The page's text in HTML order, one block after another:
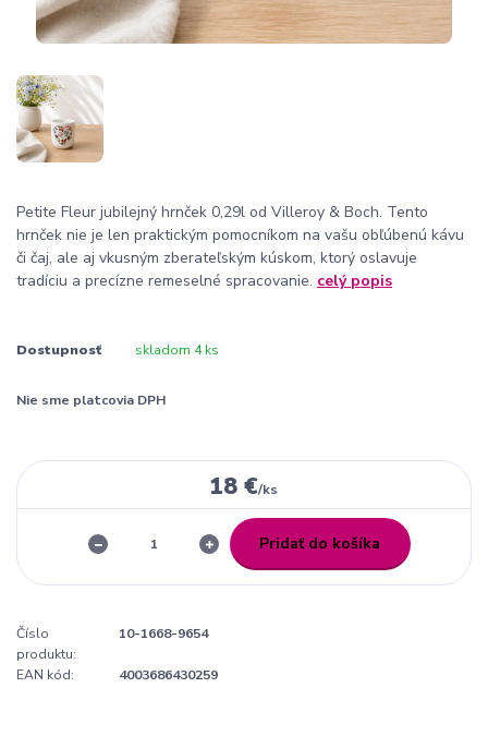
Petite Fleur jubilejný hrnček 0,29l od Villeroy & Boch. Tento
hrnček nie je len praktickým pomocníkom na vašu obľúbenú kávu
či čaj, ale aj vkusným zberateľským kúskom, ktorý oslavuje
tradíciu a precízne remeselné spracovanie. celý popis
Dostupnosť skladom 4 ks
Nie sme platcovia DPH
18 €/ks
Pridať do košíka
Číslo
produktu:
10-1668-9654
EAN kód: 4003686430259